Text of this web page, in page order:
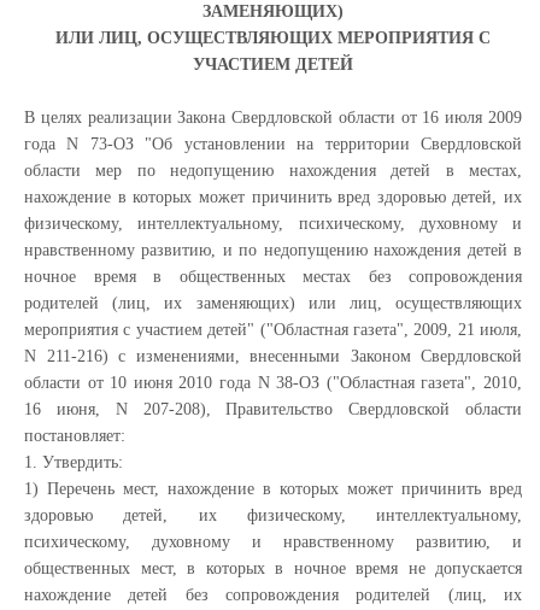
ЗАМЕНЯЮЩИХ)
ИЛИ ЛИЦ, ОСУЩЕСТВЛЯЮЩИХ МЕРОПРИЯТИЯ С
УЧАСТИЕМ ДЕТЕЙ
В целях реализации Закона Свердловской области от 16 июля 2009
года N 73-ОЗ "Об установлении на территории Свердловской
области мер по недопущению нахождения детей в местах,
нахождение в которых может причинить вред здоровью детей, их
физическому, интеллектуальному, психическому, духовному и
нравственному развитию, и по недопущению нахождения детей в
ночное время в общественных местах без сопровождения
родителей (лиц, их заменяющих) или лиц, осуществляющих
мероприятия с участием детей" ("Областная газета", 2009, 21 июля,
N 211-216) с изменениями, внесенными Законом Свердловской
области от 10 июня 2010 года N 38-ОЗ ("Областная газета", 2010,
16 июня, N 207-208), Правительство Свердловской области
постановляет:
1. Утвердить:
1) Перечень мест, нахождение в которых может причинить вред
здоровью детей, их физическому, интеллектуальному,
психическому, духовному и нравственному развитию, и
общественных мест, в которых в ночное время не допускается
нахождение детей без сопровождения родителей (лиц, их